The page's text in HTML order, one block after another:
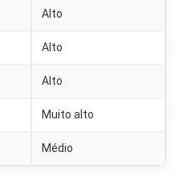
Alto
Alto
Alto
Muito alto
Médio